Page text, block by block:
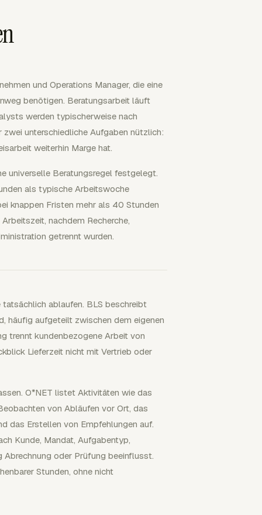
und Operations Manager, die eine
benötigen. Beratungsarbeit läuft
werden typischerweise nach
unterschiedliche Aufgaben nützlich:
weiterhin Marge hat.
universelle Beratungsregel festgelegt.
als typische Arbeitswoche
knappen Fristen mehr als 40 Stunden
nachdem Recherche,
getrennt wurden.
ablaufen. BLS beschreibt
häufig aufgeteilt zwischen dem eigenen
trennt kundenbezogene Arbeit von
Lieferzeit nicht mit Vertrieb oder
O*NET listet Aktivitäten wie das
von Abläufen vor Ort, das
das Erstellen von Empfehlungen auf.
Kunde, Mandat, Aufgabentyp,
oder Prüfung beeinflusst.
Stunden, ohne nicht